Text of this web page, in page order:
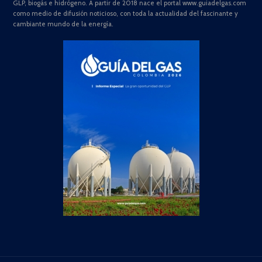
GLP, biogás e hidrógeno. A partir de 2018 nace el portal www.guiadelgas.com
como medio de difusión noticioso, con toda la actualidad del fascinante y
cambiante mundo de la energía.